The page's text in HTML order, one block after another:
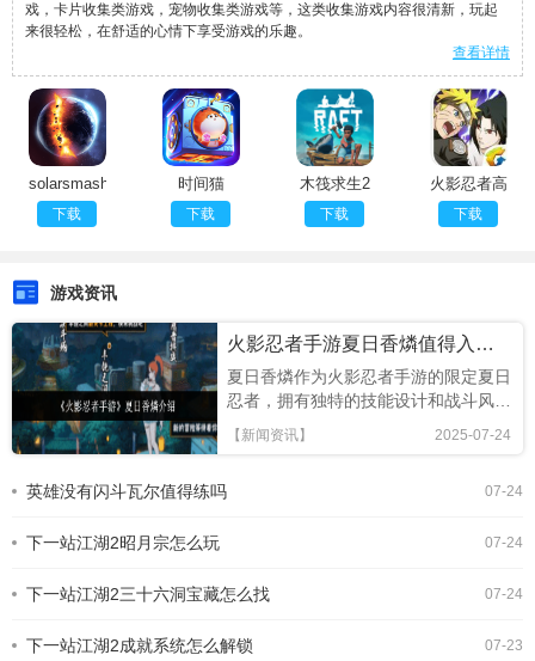
戏，卡片收集类游戏，宠物收集类游戏等，这类收集游戏内容很清新，玩起
来很轻松，在舒适的心情下享受游戏的乐趣。
查看详情
solarsmash
官网下载
下载
时间猫
(CatsinTime)
下载
木筏求生2
中文版
下载
火影忍者高
招模拟器
下载
游戏资讯
火影忍者手游夏日香燐值得入手吗
夏日香燐作为火影忍者手游的限定夏日
忍者，拥有独特的技能设计和战斗风
格，本文将从技能解析、连招技巧及竞
技场表现全面评估，助你判断是否值得
基础攻击方面，夏日香燐的普攻为五段
主，具备良好的起手能力，第三段下劈
段持续输出中，锁链从地面穿出进行终
中效果。需要注意的是，最后一段
2025-07-24
【新闻资讯】
07-24
英雄没有闪斗瓦尔值得练吗
07-24
下一站江湖2昭月宗怎么玩
07-24
下一站江湖2三十六洞宝藏怎么找
07-23
下一站江湖2成就系统怎么解锁